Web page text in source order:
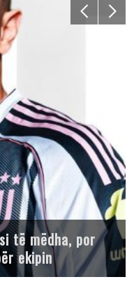
të mëdha, por
ekipin